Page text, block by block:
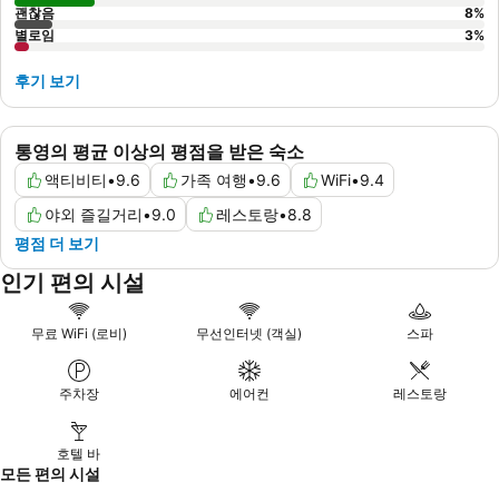
통영의 평균 이상의 평점을 받은 숙소
액티비티•9.6 가족 여행•9.6 WiFi•9.4
야외 즐길거리•9.0 레스토랑•8.8
평점 더 보기
괜찮음
8%
별로임
3%
후기 보기
인기 편의 시설
무료 WiFi (로비) 무선인터넷 (객실) 스파
주차장 에어컨 레스토랑
호텔 바
모든 편의 시설